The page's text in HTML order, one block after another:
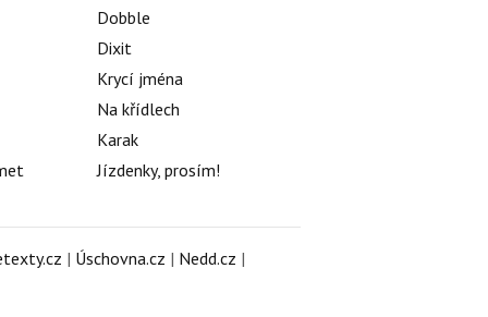
Dobble
Dixit
Krycí jména
Na křídlech
Karak
Jízdenky, prosím!
| Úschovna.cz | Nedd.cz |